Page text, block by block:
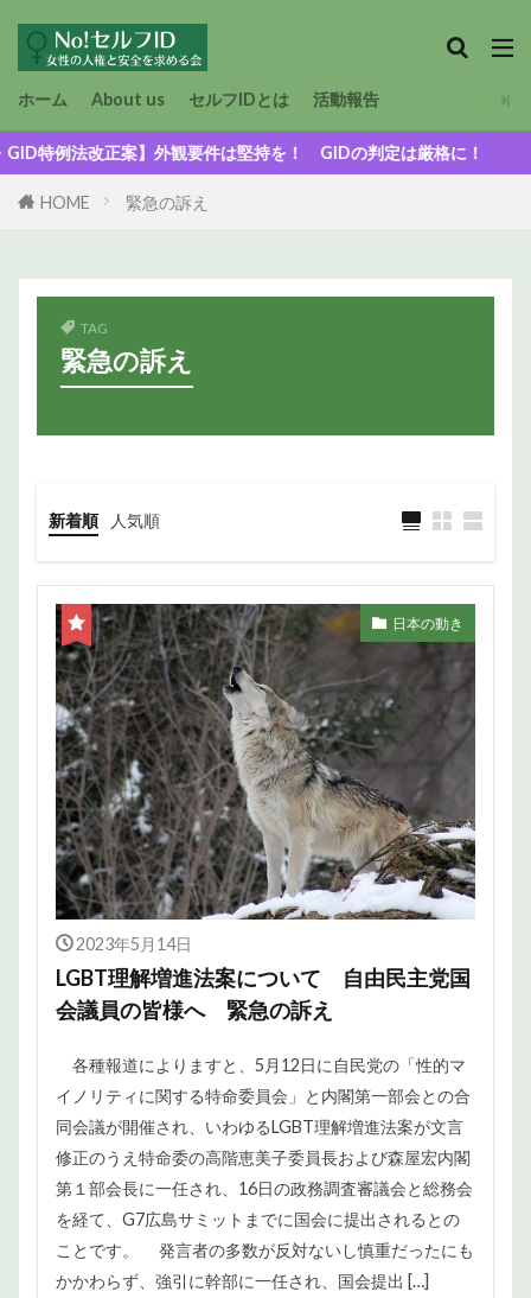
ホーム About us セルフIDとは 活動報告
例法改正案】外観要件は堅持を！ GIDの判定は厳格に！
HOME 緊急の訴え
TAG
緊急の訴え
新着順 人気順
日本の動き
2023年5月14日
LGBT理解増進法案について 自由民主党国
会議員の皆様へ 緊急の訴え
各種報道によりますと、5月12日に自民党の「性的マ
イノリティに関する特命委員会」と内閣第一部会との合
同会議が開催され、いわゆるLGBT理解増進法案が文言
修正のうえ特命委の高階恵美子委員長および森屋宏内閣
第１部会長に一任され、16日の政務調査審議会と総務会
を経て、G7広島サミットまでに国会に提出されるとの
ことです。 発言者の多数が反対ないし慎重だったにも
かかわらず、強引に幹部に一任され、国会提出 […]